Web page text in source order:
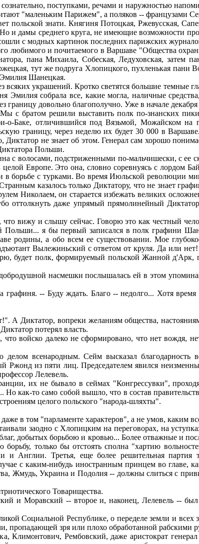
поступками, речами и наружностью
"маленьким Парижем", а поляков -- французами
польской знати. Княгиня Потоцкая, Ржевусская,
и дамы среднего круга, не имеющие возможности
с модных картинок последних парижских
любимого и почитаемого в Варшаве "Общества
пана Михаила, Собеская, Ледуховская, затем
тут же подруга Хлопицкого, пухленькая пани
Эмилия Шанецкая.
всяких украшений. Кротко светятся большие темные
собрала все, какие могла, наличные
границу довольно благополучно. Уже в начале
братом решили выставить полк по-знанских
о-Баке, отличившийся под Вязьмой, Можайском на
границу, через неделю их будет 30 000 в
Диктатор не знает об этом. Генерал сам хорошо
Польши.
с волосами, подстриженными по-мальчишески, с ее
Европе. Это она, словно соревнуясь с лордом
в борьбе с турками. Во время Июльской революции
казалось только Диктатору, что не знает
Николаем, он старается избежать великих
оттолкнуть даже упрямый прямолинейный
вижу и слышу сейчас. Говорю это как честный
Польши... я бы первый записался в полк графини
родины, а обо всем ее существовании. Мое
Вылежиньский с ответом от круля. Да или
будет полк, формируемый польской Жанной
насмешки послышалась ей в этом
графиня. -- Буду ждать. Благо -- недолго... Хотя
Диктатор, вопреки желаниям общества,
потерял власть.
войско далеко не сформировано, что нет вождя,
всенародным. Сейм высказал
из пяти лиц. Председателем явился
Лелевель.
их не бывало в сеймах "Конгрессувки",
как-то само собой вышло, что в состав
целого польского "народа-шляхты".
в том "парламенте характеров", а не умов, каким
заодно с Хлопицким на переговорах, на
добытых борьбою и кровью... Более отважные и
только бы отстоять сполна "хартию
Англии. Третья, еще более решительная партия
с каким-нибудь иностранным принцем во главе,
Жмудь, Украина и Подолия -- должны слиться с
Товарищества.
и Моравский -- второе и, наконец, Лелевель --
Социальной Республике, о переделе земли и
пропадающей зря или плохо обработанной рабскими
Рембовский, даже аристократ